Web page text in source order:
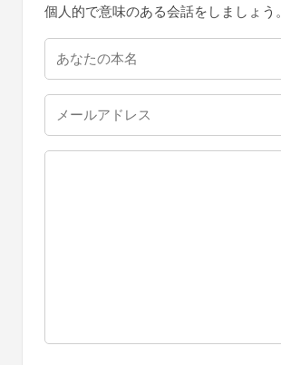
個人的で意味のある会話をしましょう。